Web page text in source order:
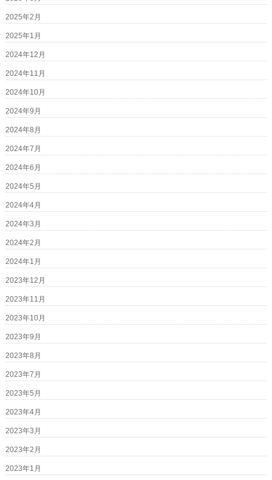
2025年2月
2025年1月
2024年12月
2024年11月
2024年10月
2024年9月
2024年8月
2024年7月
2024年6月
2024年5月
2024年4月
2024年3月
2024年2月
2024年1月
2023年12月
2023年11月
2023年10月
2023年9月
2023年8月
2023年7月
2023年5月
2023年4月
2023年3月
2023年2月
2023年1月